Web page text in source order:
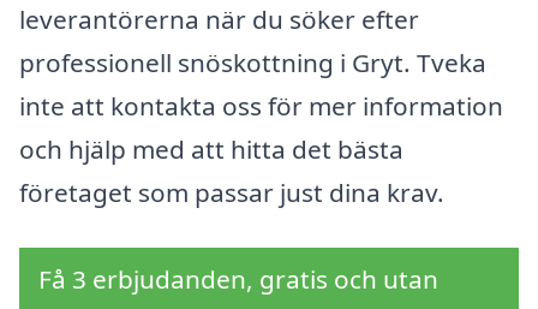
leverantörerna när du söker efter
professionell snöskottning i Gryt. Tveka
inte att kontakta oss för mer information
och hjälp med att hitta det bästa
företaget som passar just dina krav.
Få 3 erbjudanden, gratis och utan